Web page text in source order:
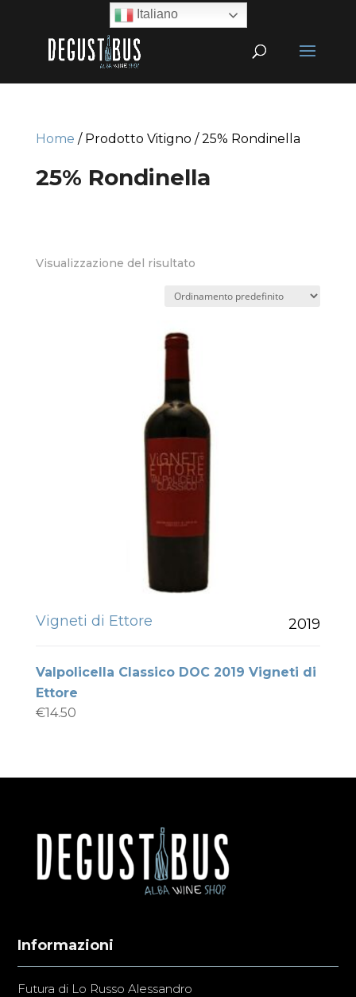
Home / Prodotto Vitigno / 25% Rondinella
25% Rondinella
Visualizzazione del risultato
Vigneti di Ettore 2019
Valpolicella Classico DOC 2019 Vigneti di
Ettore
€14.50
Informazioni
Futura di Lo Russo Alessandro
Italiano